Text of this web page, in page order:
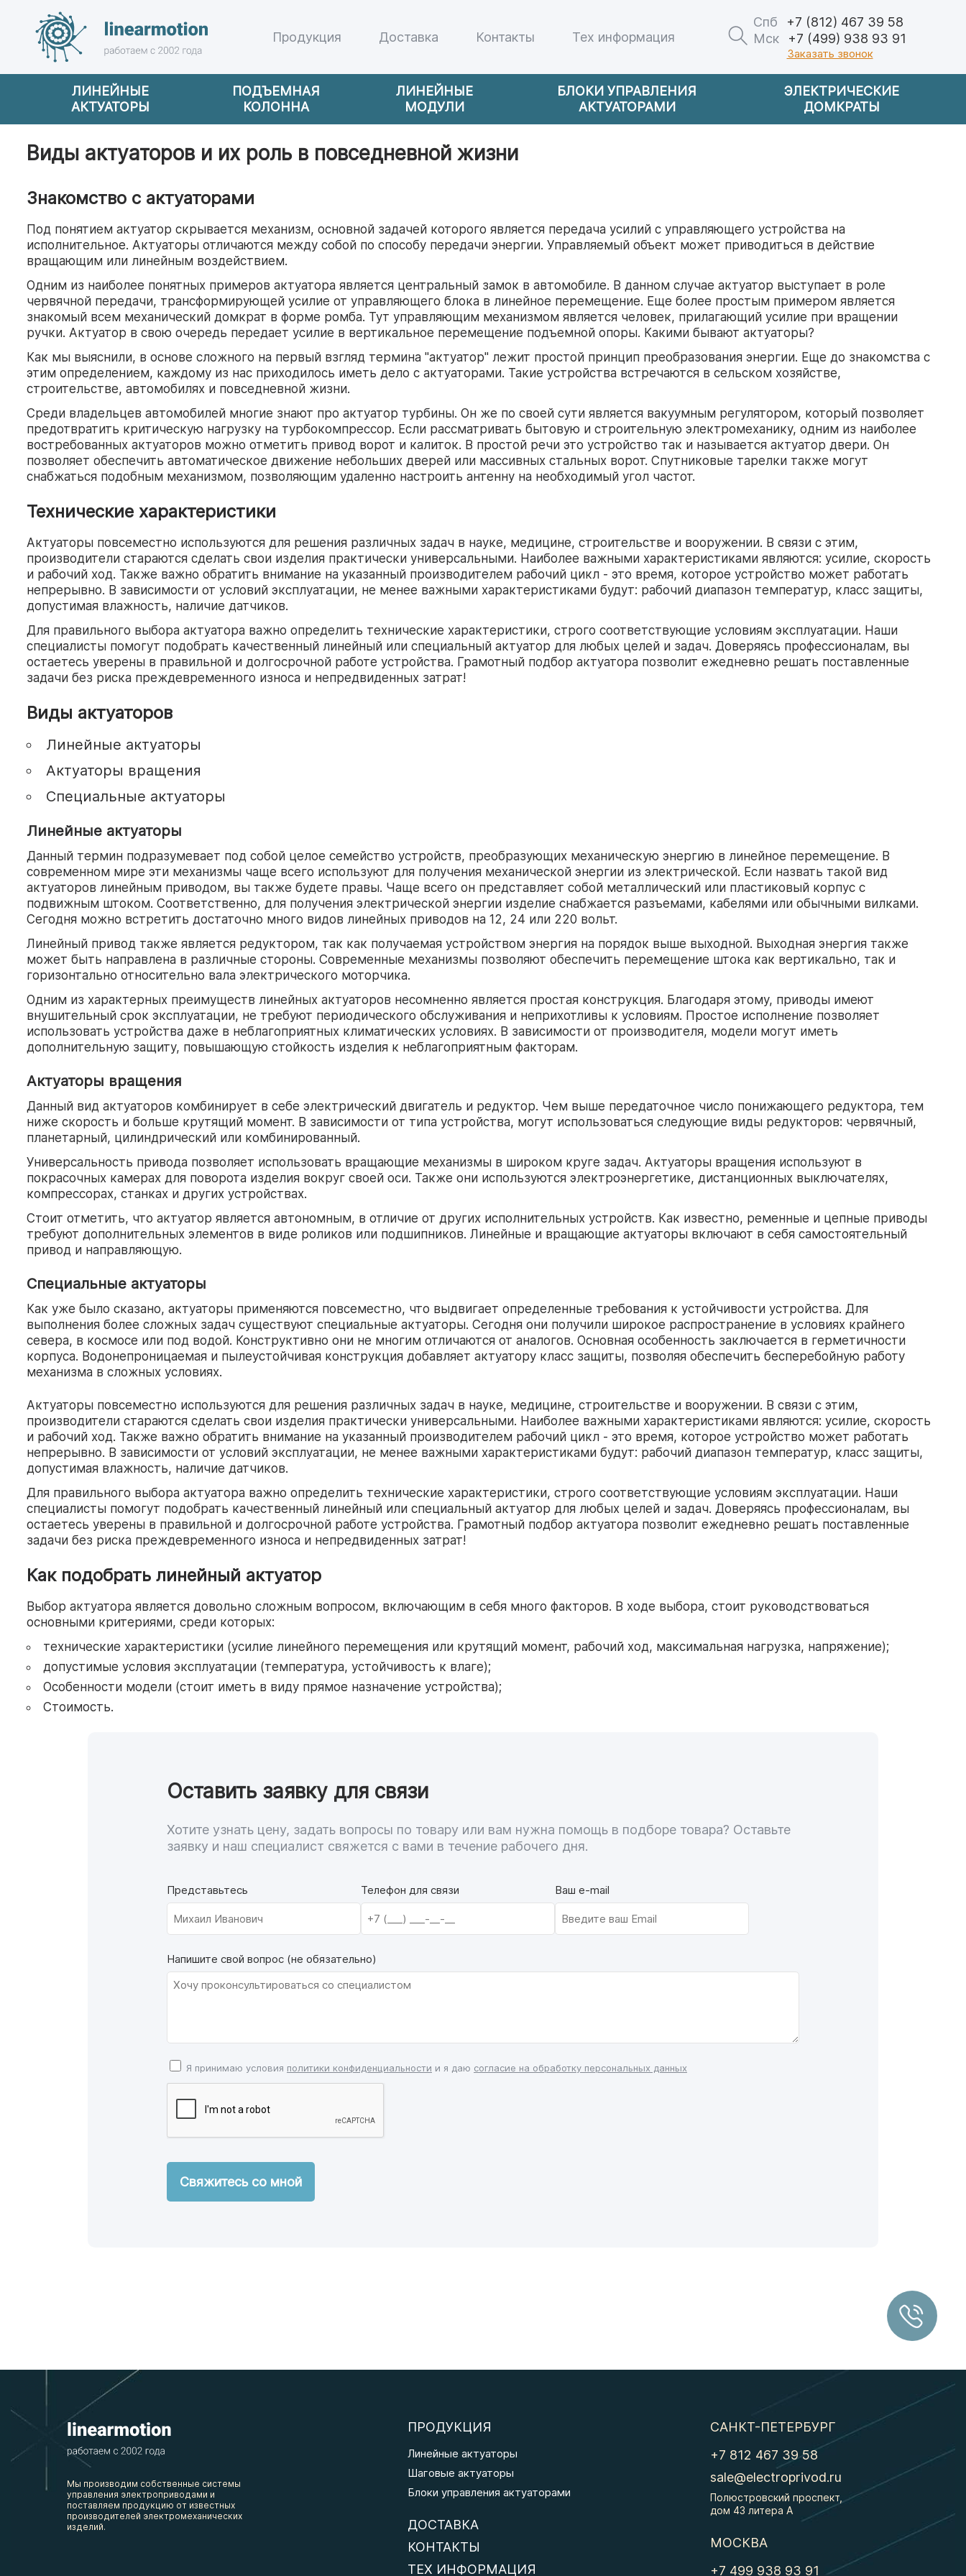
Продукция Доставка Контакты Тех информация
Спб
+7 (812) 467 39 58
Мск
+7 (499) 938 93 91
Заказать звонок
ЛИНЕЙНЫЕ
АКТУАТОРЫ
ПОДЪЕМНАЯ
КОЛОННА
ЛИНЕЙНЫЕ
МОДУЛИ
БЛОКИ УПРАВЛЕНИЯ
АКТУАТОРАМИ
ЭЛЕКТРИЧЕСКИЕ
ДОМКРАТЫ
Виды актуаторов и их роль в повседневной жизни
Знакомство с актуаторами
Под понятием актуатор скрывается механизм, основной задачей которого является передача усилий с управляющего устройства на
исполнительное. Актуаторы отличаются между собой по способу передачи энергии. Управляемый объект может приводиться в действие
вращающим или линейным воздействием.
Одним из наиболее понятных примеров актуатора является центральный замок в автомобиле. В данном случае актуатор выступает в роле
червячной передачи, трансформирующей усилие от управляющего блока в линейное перемещение. Еще более простым примером является
знакомый всем механический домкрат в форме ромба. Тут управляющим механизмом является человек, прилагающий усилие при вращении
ручки. Актуатор в свою очередь передает усилие в вертикальное перемещение подъемной опоры. Какими бывают актуаторы?
Как мы выяснили, в основе сложного на первый взгляд термина "актуатор" лежит простой принцип преобразования энергии. Еще до знакомства с
этим определением, каждому из нас приходилось иметь дело с актуаторами. Такие устройства встречаются в сельском хозяйстве,
строительстве, автомобилях и повседневной жизни.
Среди владельцев автомобилей многие знают про актуатор турбины. Он же по своей сути является вакуумным регулятором, который позволяет
предотвратить критическую нагрузку на турбокомпрессор. Если рассматривать бытовую и строительную электромеханику, одним из наиболее
востребованных актуаторов можно отметить привод ворот и калиток. В простой речи это устройство так и называется актуатор двери. Он
позволяет обеспечить автоматическое движение небольших дверей или массивных стальных ворот. Спутниковые тарелки также могут
снабжаться подобным механизмом, позволяющим удаленно настроить антенну на необходимый угол частот.
Технические характеристики
Актуаторы повсеместно используются для решения различных задач в науке, медицине, строительстве и вооружении. В связи с этим,
производители стараются сделать свои изделия практически универсальными. Наиболее важными характеристиками являются: усилие, скорость
и рабочий ход. Также важно обратить внимание на указанный производителем рабочий цикл - это время, которое устройство может работать
непрерывно. В зависимости от условий эксплуатации, не менее важными характеристиками будут: рабочий диапазон температур, класс защиты,
допустимая влажность, наличие датчиков.
Для правильного выбора актуатора важно определить технические характеристики, строго соответствующие условиям эксплуатации. Наши
специалисты помогут подобрать качественный линейный или специальный актуатор для любых целей и задач. Доверяясь профессионалам, вы
остаетесь уверены в правильной и долгосрочной работе устройства. Грамотный подбор актуатора позволит ежедневно решать поставленные
задачи без риска преждевременного износа и непредвиденных затрат!
Виды актуаторов
Линейные актуаторы
Актуаторы вращения
Специальные актуаторы
Линейные актуаторы
Данный термин подразумевает под собой целое семейство устройств, преобразующих механическую энергию в линейное перемещение. В
современном мире эти механизмы чаще всего используют для получения механической энергии из электрической. Если назвать такой вид
актуаторов линейным приводом, вы также будете правы. Чаще всего он представляет собой металлический или пластиковый корпус с
подвижным штоком. Соответственно, для получения электрической энергии изделие снабжается разъемами, кабелями или обычными вилками.
Сегодня можно встретить достаточно много видов линейных приводов на 12, 24 или 220 вольт.
Линейный привод также является редуктором, так как получаемая устройством энергия на порядок выше выходной. Выходная энергия также
может быть направлена в различные стороны. Современные механизмы позволяют обеспечить перемещение штока как вертикально, так и
горизонтально относительно вала электрического моторчика.
Одним из характерных преимуществ линейных актуаторов несомненно является простая конструкция. Благодаря этому, приводы имеют
внушительный срок эксплуатации, не требуют периодического обслуживания и неприхотливы к условиям. Простое исполнение позволяет
использовать устройства даже в неблагоприятных климатических условиях. В зависимости от производителя, модели могут иметь
дополнительную защиту, повышающую стойкость изделия к неблагоприятным факторам.
Актуаторы вращения
Данный вид актуаторов комбинирует в себе электрический двигатель и редуктор. Чем выше передаточное число понижающего редуктора, тем
ниже скорость и больше крутящий момент. В зависимости от типа устройства, могут использоваться следующие виды редукторов: червячный,
планетарный, цилиндрический или комбинированный.
Универсальность привода позволяет использовать вращающие механизмы в широком круге задач. Актуаторы вращения используют в
покрасочных камерах для поворота изделия вокруг своей оси. Также они используются электроэнергетике, дистанционных выключателях,
компрессорах, станках и других устройствах.
Стоит отметить, что актуатор является автономным, в отличие от других исполнительных устройств. Как известно, ременные и цепные приводы
требуют дополнительных элементов в виде роликов или подшипников. Линейные и вращающие актуаторы включают в себя самостоятельный
привод и направляющую.
Специальные актуаторы
Как уже было сказано, актуаторы применяются повсеместно, что выдвигает определенные требования к устойчивости устройства. Для
выполнения более сложных задач существуют специальные актуаторы. Сегодня они получили широкое распространение в условиях крайнего
севера, в космосе или под водой. Конструктивно они не многим отличаются от аналогов. Основная особенность заключается в герметичности
корпуса. Водонепроницаемая и пылеустойчивая конструкция добавляет актуатору класс защиты, позволяя обеспечить бесперебойную работу
механизма в сложных условиях.
Актуаторы повсеместно используются для решения различных задач в науке, медицине, строительстве и вооружении. В связи с этим,
производители стараются сделать свои изделия практически универсальными. Наиболее важными характеристиками являются: усилие, скорость
и рабочий ход. Также важно обратить внимание на указанный производителем рабочий цикл - это время, которое устройство может работать
непрерывно. В зависимости от условий эксплуатации, не менее важными характеристиками будут: рабочий диапазон температур, класс защиты,
допустимая влажность, наличие датчиков.
Для правильного выбора актуатора важно определить технические характеристики, строго соответствующие условиям эксплуатации. Наши
специалисты помогут подобрать качественный линейный или специальный актуатор для любых целей и задач. Доверяясь профессионалам, вы
остаетесь уверены в правильной и долгосрочной работе устройства. Грамотный подбор актуатора позволит ежедневно решать поставленные
задачи без риска преждевременного износа и непредвиденных затрат!
Как подобрать линейный актуатор
Выбор актуатора является довольно сложным вопросом, включающим в себя много факторов. В ходе выбора, стоит руководствоваться
основными критериями, среди которых:
технические характеристики (усилие линейного перемещения или крутящий момент, рабочий ход, максимальная нагрузка, напряжение);
допустимые условия эксплуатации (температура, устойчивость к влаге);
Особенности модели (стоит иметь в виду прямое назначение устройства);
Стоимость.
Оставить заявку для связи
Хотите узнать цену, задать вопросы по товару или вам нужна помощь в подборе товара? Оставьте
заявку и наш специалист свяжется с вами в течение рабочего дня.
Представьтесь Телефон для связи Ваш e-mail
Напишите свой вопрос (не обязательно)
Я принимаю условия политики конфиденциальности и я даю согласие на обработку персональных данных
Мы производим собственные системы
управления электроприводами и
поставляем продукцию от известных
производителей электромеханических
изделий.
ПРОДУКЦИЯ
Линейные актуаторы
Шаговые актуаторы
Блоки управления актуаторами
ДОСТАВКА
КОНТАКТЫ
ТЕХ ИНФОРМАЦИЯ
САНКТ-ПЕТЕРБУРГ
+7 812 467 39 58
sale@electroprivod.ru
Полюстровский проспект,
дом 43 литера А
МОСКВА
+7 499 938 93 91